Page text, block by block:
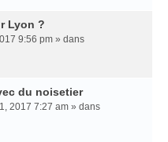
Lyon ?
9:56 pm » dans
du noisetier
2017 7:27 am » dans